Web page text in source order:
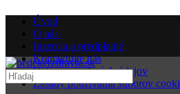
Úvod
O nás
Inzercia a predplatné
Kontaktujte nás
Ochrana osobných údajov
Zásady používania súborov